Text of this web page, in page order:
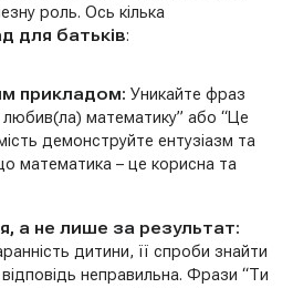
роль. Ось кілька
для батьків:
прикладом: Уникайте фраз
любив(ла) математику” або “Це
демонструйте ентузіазм та
математика – це корисна та
а не лише за результат:
дитини, її спроби знайти
неправильна. Фрази “Ти